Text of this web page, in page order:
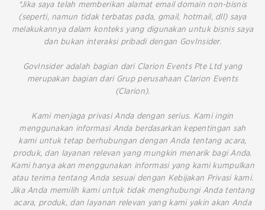
*Jika saya telah memberikan alamat email domain non-bisnis
(seperti, namun tidak terbatas pada, gmail, hotmail, dll) saya
melakukannya dalam konteks yang digunakan untuk bisnis saya
dan bukan interaksi pribadi dengan GovInsider.
GovInsider adalah bagian dari Clarion Events Pte Ltd yang
merupakan bagian dari Grup perusahaan Clarion Events
(Clarion).
Kami menjaga privasi Anda dengan serius. Kami ingin
menggunakan informasi Anda berdasarkan kepentingan sah
kami untuk tetap berhubungan dengan Anda tentang acara,
produk, dan layanan relevan yang mungkin menarik bagi Anda.
Kami hanya akan menggunakan informasi yang kami kumpulkan
atau terima tentang Anda sesuai dengan Kebijakan Privasi kami.
Jika Anda memilih kami untuk tidak menghubungi Anda tentang
acara, produk, dan layanan relevan yang kami yakin akan Anda